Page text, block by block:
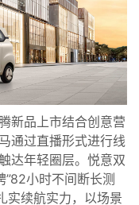
新品上市结合创意营
通过直播形式进行线
达年轻圈层。悦意双
”82小时不间断长测
实续航实力，以场景